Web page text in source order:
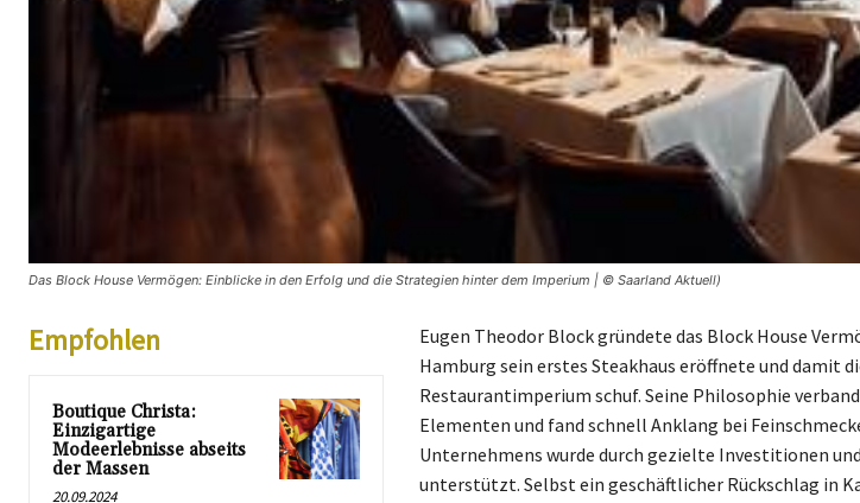
Das Block House Vermögen: Einblicke in den Erfolg und die Strategien hinter dem Imperium | © Saarland Aktuell)
Empfohlen
Boutique Christa:
Einzigartige
Modeerlebnisse abseits
der Massen
20.09.2024
Eugen Theodor Block gründete das Block House
Hamburg sein erstes Steakhaus eröffnete und damit
Restaurantimperium schuf. Seine Philosophie
Elementen und fand schnell Anklang bei
Unternehmens wurde durch gezielte Investitionen
unterstützt. Selbst ein geschäftlicher Rückschlag in